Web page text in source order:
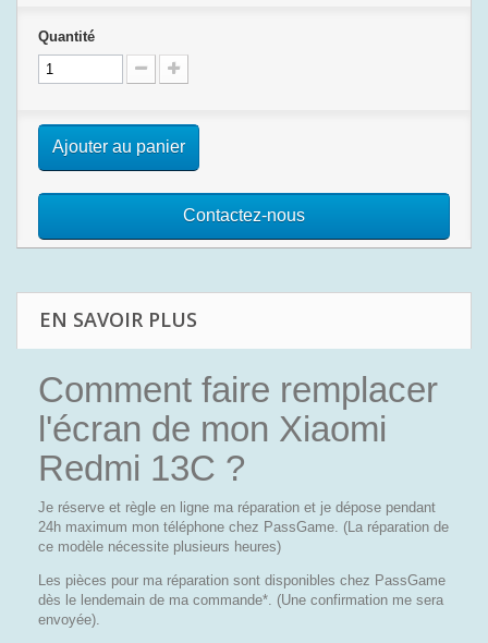
Quantité
Ajouter au panier
Contactez-nous
EN SAVOIR PLUS
Comment faire remplacer
l'écran de mon Xiaomi
Redmi 13C ?
Je réserve et règle en ligne ma réparation et je dépose pendant
24h maximum mon téléphone chez PassGame. (La réparation de
ce modèle nécessite plusieurs heures)
Les pièces pour ma réparation sont disponibles chez PassGame
dès le lendemain de ma commande*. (Une confirmation me sera
envoyée).